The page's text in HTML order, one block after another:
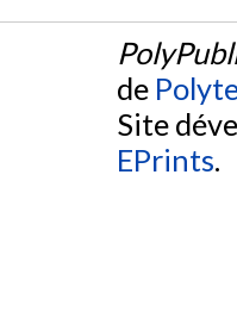
de
Site
EPrints.